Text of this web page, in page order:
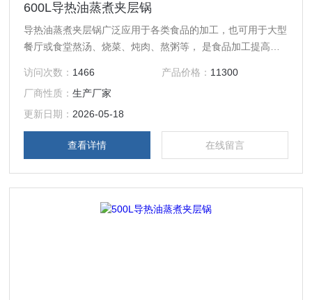
600L导热油蒸煮夹层锅
导热油蒸煮夹层锅广泛应用于各类食品的加工，也可用于大型
餐厅或食堂熬汤、烧菜、炖肉、熬粥等， 是食品加工提高质
热、蒸汽加热、燃气加热等方式。可倾式、立式夹层锅。导热
油夹层锅。 带 搅拌、刮底搅拌夹层锅。食堂熬粥、炒菜锅。
夹层锅可用于食品加工，卤肉、入味、熬制、 化糖、蒸煮、
果酱、糕点等。夹层锅是不锈钢制作，专业生产，您用的放
访问次数： 1466 产品价格： 11300
厂商性质：生产厂家
更新日期： 2026-05-18
查看详情 在线留言